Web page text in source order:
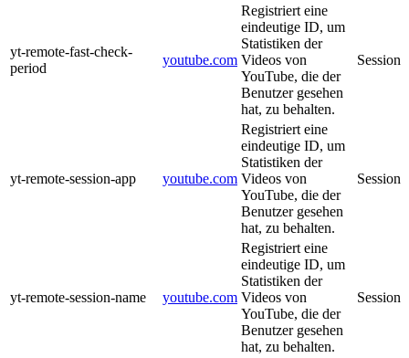
yt-remote-fast-check-
period
youtube.com
Registriert eine
eindeutige ID, um
Statistiken der
Videos von
YouTube, die der
Benutzer gesehen
hat, zu behalten.
Session
yt-remote-session-app youtube.com
Registriert eine
eindeutige ID, um
Statistiken der
Videos von
YouTube, die der
Benutzer gesehen
hat, zu behalten.
Session
yt-remote-session-name youtube.com
Registriert eine
eindeutige ID, um
Statistiken der
Videos von
YouTube, die der
Benutzer gesehen
hat, zu behalten.
Session